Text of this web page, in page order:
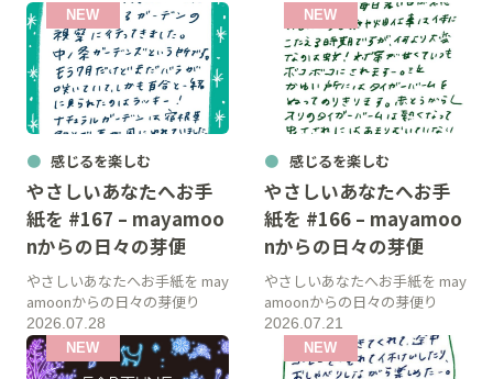
感じるを楽しむ
やさしいあなたへお手
紙を #167 – mayamoo
nからの日々の芽便
2026.07.28
やさしいあなたへお手紙を may
amoonからの日々の芽便り
感じるを楽しむ
やさしいあなたへお手
紙を #166 – mayamoo
nからの日々の芽便
2026.07.21
やさしいあなたへお手紙を may
amoonからの日々の芽便り